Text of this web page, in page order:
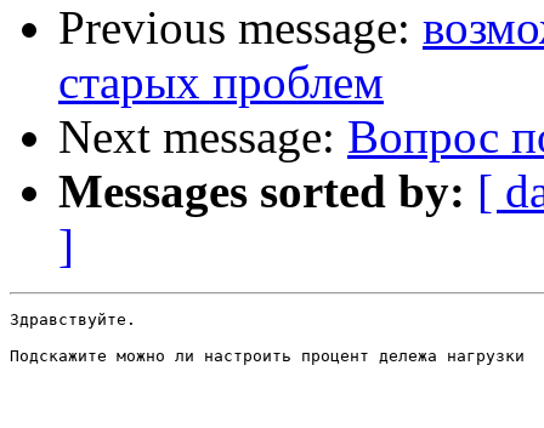
Previous message:
старых проблем
Next message: Вопрос
Messages sorted by: [
]
Здравствуйте.
Подскажите можно ли настроить процент дележа нагрузки